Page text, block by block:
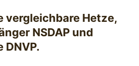
vergleichbare Hetze,
NSDAP und
DNVP.